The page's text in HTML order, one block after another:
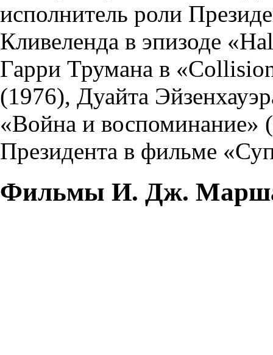
исполнитель роли
Кливеленда в эпизоде
Гарри Трумана в
(1976), Дуайта
«Война и воспоминание»
Президента в фильме
Фильмы И. Дж.